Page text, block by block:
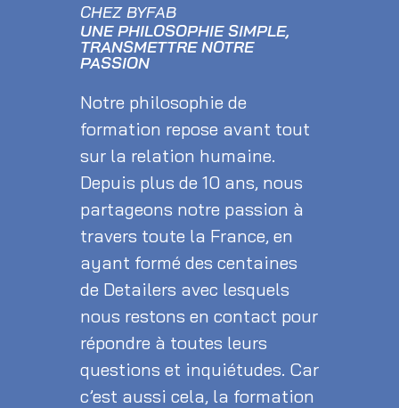
CHEZ BYFAB
UNE PHILOSOPHIE SIMPLE,
TRANSMETTRE NOTRE
PASSION
Notre philosophie de
formation repose avant tout
sur la relation humaine.
Depuis plus de 10 ans, nous
partageons notre passion à
travers toute la France, en
ayant formé des centaines
de Detailers avec lesquels
nous restons en contact pour
répondre à toutes leurs
questions et inquiétudes. Car
c’est aussi cela, la formation